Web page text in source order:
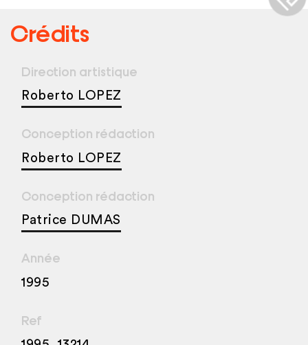
Crédits
Direction artistique
Roberto LOPEZ
Conception rédaction
Roberto LOPEZ
Conception rédaction
Patrice DUMAS
Année
1995
Ref